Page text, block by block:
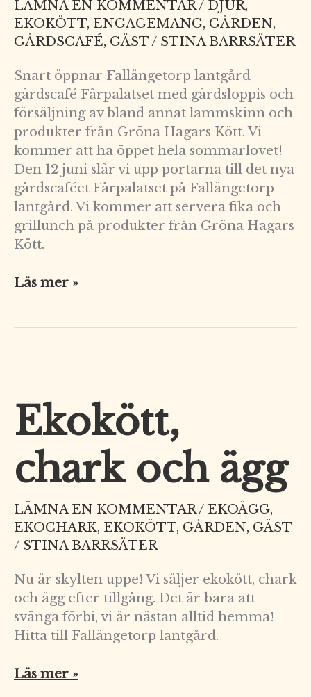
LÄMNA EN KOMMENTAR/ DJUR,
EKOKÖTT, ENGAGEMANG, GÅRDEN,
GÅRDSCAFÉ, GÄST/ STINA BARRSÄTER
Snart öppnar Fallängetorp lantgård
gårdscafé Fårpalatset med gårdsloppis och
försäljning av bland annat lammskinn och
produkter från Gröna Hagars Kött. Vi
kommer att ha öppet hela sommarlovet!
Den 12 juni slår vi upp portarna till det nya
gårdscaféet Fårpalatset på Fallängetorp
lantgård. Vi kommer att servera fika och
grillunch på produkter från Gröna Hagars
Kött.
Läs mer »
Ekokött,
chark och ägg
LÄMNA EN KOMMENTAR/ EKOÄGG,
EKOCHARK, EKOKÖTT, GÅRDEN, GÄST
/ STINA BARRSÄTER
Nu är skylten uppe! Vi säljer ekokött, chark
och ägg efter tillgång. Det är bara att
svänga förbi, vi är nästan alltid hemma!
Hitta till Fallängetorp lantgård.
Ekokött,
chark
ägg
Läs mer »